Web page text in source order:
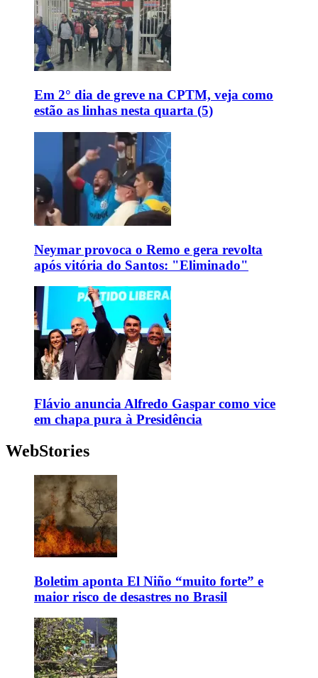
Em 2° dia de greve na CPTM, veja como
estão as linhas nesta quarta (5)
Neymar provoca o Remo e gera revolta
após vitória do Santos: "Eliminado"
Flávio anuncia Alfredo Gaspar como vice
em chapa pura à Presidência
WebStories
Boletim aponta El Niño “muito forte” e
maior risco de desastres no Brasil